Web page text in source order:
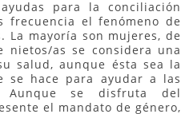
para la conciliación
frecuencia el fenómeno de
La mayoría son mujeres, de
nietos/as se considera una
salud, aunque ésta sea la
se hace para ayudar a las
Aunque se disfruta del
el mandato de género,